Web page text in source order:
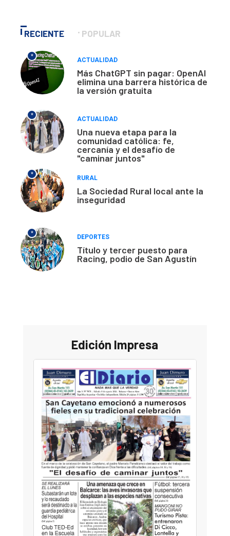
RECIENTE POPULAR
*
ACTUALIDAD
Más ChatGPT sin pagar: OpenAI
elimina una barrera histórica de
la versión gratuita
*
ACTUALIDAD
Una nueva etapa para la
comunidad católica: fe,
cercanía y el desafío de
"caminar juntos"
*
RURAL
La Sociedad Rural local ante la
inseguridad
*
DEPORTES
Título y tercer puesto para
Racing, podio de San Agustín
Edición Impresa